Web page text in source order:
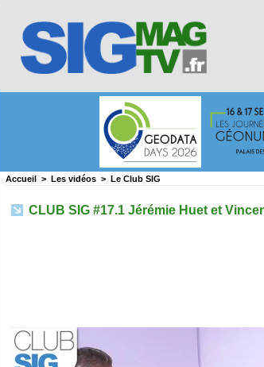
Accueil > Les vidéos > Le Club SIG
CLUB SIG #17.1 Jérémie Huet et